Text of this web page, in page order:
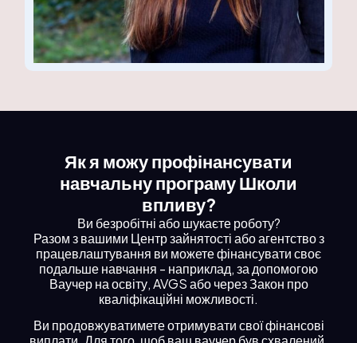
Як я можу профінансувати
навчальну програму Школи
впливу?
Ви безробітні або шукаєте роботу?
Разом з вашими Центр зайнятості або агентство з
працевлаштування ви можете фінансувати своє
подальше навчання - наприклад, за допомогою
Ваучер на освіту, AVGS або через Закон про
кваліфікаційні можливості.
Ви продовжуватимете отримувати свої фінансові